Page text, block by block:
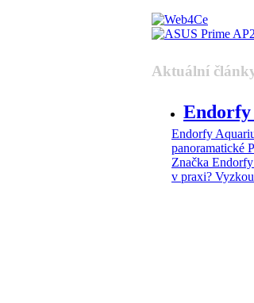
Aktuální
Endorfy
Endorfy
panoramatické
Značka
v praxi?